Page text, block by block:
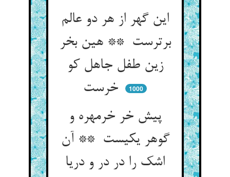
این گهر از هر دو عالم
برترست ** هین بخر
زین طفل جاهل کو
1000
پیش خر خرمهره و
گوهر یکیست ** آن
اشک را در در و دریا